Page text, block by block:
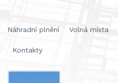
Náhradní plnění Volná místa
Kontakty